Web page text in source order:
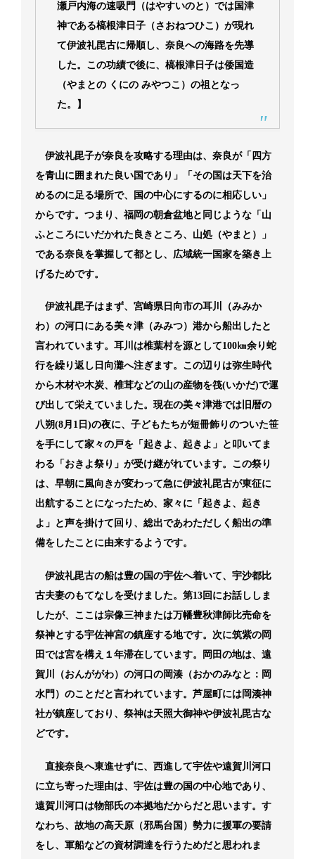
瀬戸内海の速吸門（はやすいのと）では国津
神である槁根津日子（さおねつひこ）が現れ
て伊波礼毘古に帰順し、奈良への海路を先導
した。この功績で後に、槁根津日子は倭国造
（やまとの くにの みやつこ）の祖となっ
た。】
伊波礼毘子が奈良を攻略する理由は、奈良が「四方
を青山に囲まれた良い国であり」「その国は天下を治
めるのに足る場所で、国の中心にするのに相応しい」
からです。つまり、福岡の朝倉盆地と同じような「山
ふところにいだかれた良きところ、山処（やまと）」
である奈良を掌握して都とし、広域統一国家を築き上
げるためです。
伊波礼毘子はまず、宮崎県日向市の耳川（みみか
わ）の河口にある美々津（みみつ）港から船出したと
言われています。耳川は椎葉村を源として100㎞余り蛇
行を繰り返し日向灘へ注ぎます。この辺りは弥生時代
から木材や木炭、椎茸などの山の産物を筏(いかだ)で運
び出して栄えていました。現在の美々津港では旧暦の
八朔(8月1日)の夜に、子どもたちが短冊飾りのついた笹
を手にして家々の戸を「起きよ、起きよ」と叩いてま
わる「おきよ祭り」が受け継がれています。この祭り
は、早朝に風向きが変わって急に伊波礼毘古が東征に
出航することになったため、家々に「起きよ、起き
よ」と声を掛けて回り、総出であわただしく船出の準
備をしたことに由来するようです。
伊波礼毘古の船は豊の国の宇佐へ着いて、宇沙都比
古夫妻のもてなしを受けました。第13回にお話ししま
したが、ここは宗像三神または万幡豊秋津師比売命を
祭神とする宇佐神宮の鎮座する地です。次に筑紫の岡
田では宮を構え１年滞在しています。岡田の地は、遠
賀川（おんががわ）の河口の岡湊（おかのみなと：岡
水門）のことだと言われています。芦屋町には岡湊神
社が鎮座しており、祭神は天照大御神や伊波礼毘古な
どです。
直接奈良へ東進せずに、西進して宇佐や遠賀川河口
に立ち寄った理由は、宇佐は豊の国の中心地であり、
遠賀川河口は物部氏の本拠地だからだと思います。す
なわち、故地の高天原（邪馬台国）勢力に援軍の要請
をし、軍船などの資材調達を行うためだと思われま